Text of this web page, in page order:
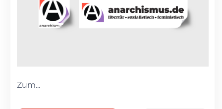
Zum...